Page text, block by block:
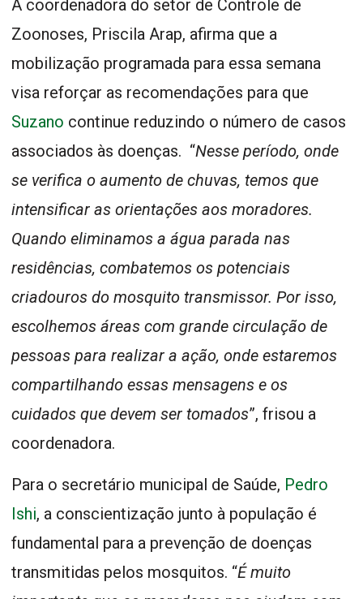
A coordenadora do setor de Controle de
Zoonoses, Priscila Arap, afirma que a
mobilização programada para essa semana
visa reforçar as recomendações para que
Suzano continue reduzindo o número de casos
associados às doenças. “Nesse período, onde
se verifica o aumento de chuvas, temos que
intensificar as orientações aos moradores.
Quando eliminamos a água parada nas
residências, combatemos os potenciais
criadouros do mosquito transmissor. Por isso,
escolhemos áreas com grande circulação de
pessoas para realizar a ação, onde estaremos
compartilhando essas mensagens e os
cuidados que devem ser tomados”, frisou a
coordenadora.
Para o secretário municipal de Saúde, Pedro
Ishi, a conscientização junto à população é
fundamental para a prevenção de doenças
transmitidas pelos mosquitos. “É muito